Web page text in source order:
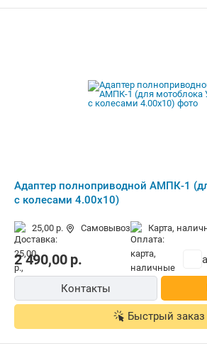
Адаптер полноприводной АМПК-1
с колесами 4.00х10)
25,00 р. Самовывоз карта,
2 490,00р.
Контакты
Быстрый заказ